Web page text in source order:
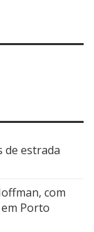
de estrada
com
Porto